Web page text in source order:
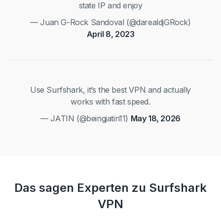
state IP and enjoy
— Juan G-Rock Sandoval (@darealdjGRock)
April 8, 2023
Use Surfshark, it’s the best VPN and actually
works with fast speed.
— JATIN (@beingjatin11) May 18, 2026
Das sagen Experten zu Surfshark
VPN